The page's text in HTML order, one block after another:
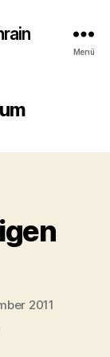
Menü
2011